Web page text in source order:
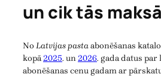
un cik tās
NoLatvijas pastaabonēšanas
kopā2025. un2026. gada datus
abonēšanas cenu gadam ar